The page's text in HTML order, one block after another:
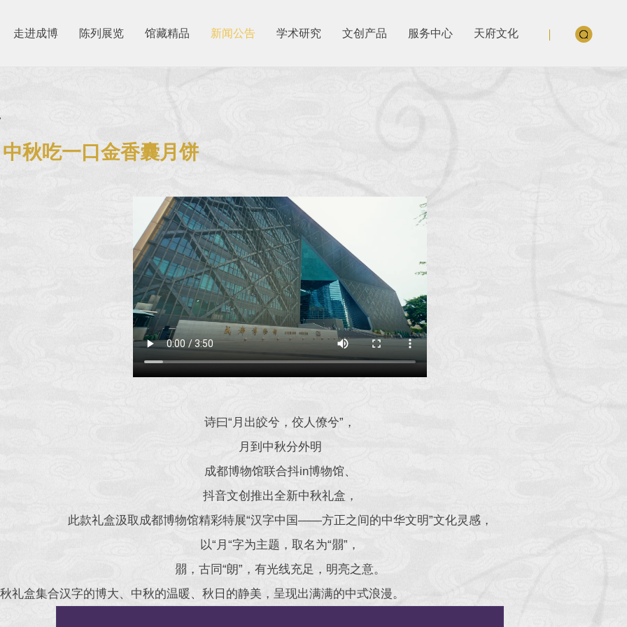
走进成博 陈列展览 馆藏精品 新闻公告 学术研究 文创产品 服务中心 天府文化
秋吃一口金香囊月饼
诗曰“月出皎兮，佼人僚兮”，
月到中秋分外明
成都博物馆联合抖in博物馆、
抖音文创推出全新中秋礼盒，
此款礼盒汲取成都博物馆精彩特展“汉字中国——方正之间的中华文明”文化灵感，
以“月“字为主题，取名为“朤”，
朤，古同“朗”，有光线充足，明亮之意。
秋礼盒集合汉字的博大、中秋的温暖、秋日的静美，呈现出满满的中式浪漫。